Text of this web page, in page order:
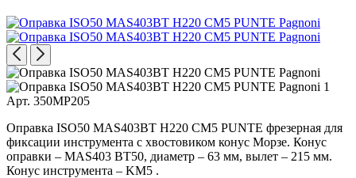
Арт. 350MP205
Оправка ISO50 MAS403BT H220 CM5 PUNTE фрезерная для
фиксации инструмента с хвостовиком конус Морзе. Конус
оправки – MAS403 BT50, диаметр – 63 мм, вылет – 215 мм.
Конус инструмента – KM5 .